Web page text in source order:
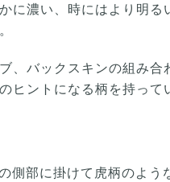
に濃い、時にはより明る
、バックスキンの組み合
ヒントになる柄を持って
側部に掛けて虎柄のよう